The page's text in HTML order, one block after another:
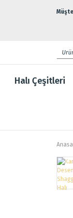
Halı Çeşitleri